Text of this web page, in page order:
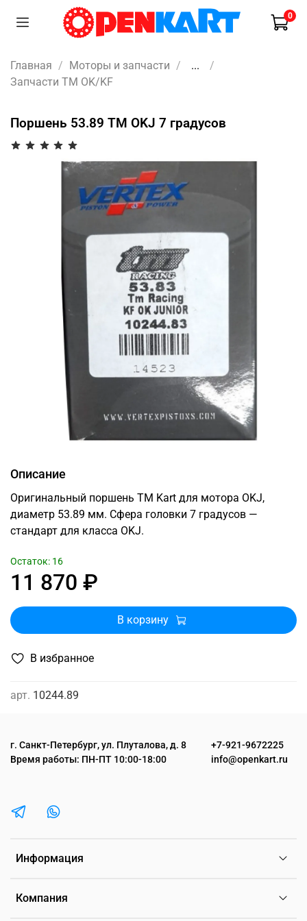
0
Главная Моторы и запчасти
...
Запчасти TM OK/KF
Поршень 53.89 TM OKJ 7 градусов
В избранное
арт. 10244.89
Описание
Оригинальный поршень TM Kart для мотора OKJ,
диаметр 53.89 мм. Сфера головки 7 градусов —
стандарт для класса OKJ.
11 870 ₽
Остаток: 16
В корзину
Информация
Компания
г. Санкт-Петербург, ул. Плуталова, д. 8
Время работы: ПН-ПТ 10:00-18:00
+7-921-9672225
info@openkart.ru